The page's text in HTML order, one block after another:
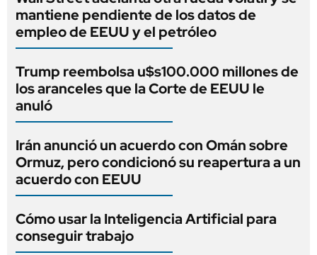
mantiene pendiente de los datos de
empleo de EEUU y el petróleo
Trump reembolsa u$s100.000 millones de
los aranceles que la Corte de EEUU le
anuló
Irán anunció un acuerdo con Omán sobre
Ormuz, pero condicionó su reapertura a un
acuerdo con EEUU
Cómo usar la Inteligencia Artificial para
conseguir trabajo